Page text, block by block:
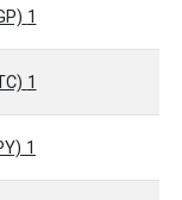
1 AMD = 0.1253 (EGP)
1 AMD = 0.0000 (BTC)
1 AMD = 0.3822 (JPY)